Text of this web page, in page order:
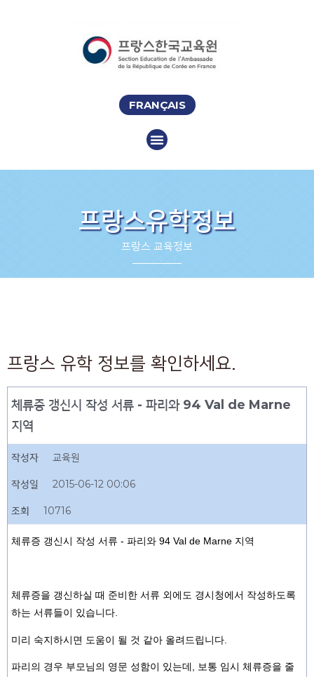
FRANÇAIS
프랑스유학정보
프랑스 교육정보
프랑스 유학 정보를 확인하세요.
체류증 갱신시 작성 서류 - 파리와 94 Val de Marne
지역
작성자 교육원
작성일 2015-06-12 00:06
조회 10716
체류증 갱신시 작성 서류 - 파리와 94 Val de Marne 지역
체류증을 갱신하실 때 준비한 서류 외에도 경시청에서 작성하도록
하는 서류들이 있습니다.
미리 숙지하시면 도움이 될 것 같아 올려드립니다.
파리의 경우 부모님의 영문 성함이 있는데, 보통 임시 체류증을 줄